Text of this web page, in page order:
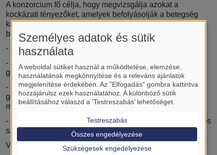
A konzorcium fő célja, hogy megvizsgálja azokat a
kockázati tényezőket, amelyek befolyásolják a betegség
kialakulását és progresszióját, illetve a hasnyálmirigyrákos
betegek kezelésének kimenetelét, úgy mint:
- a hasnyálmirigy rák új genetikai kockázati tényezőit
- a hasnyálmirigyrákos betegek túlélését befolyásoló
genetikai tényezőket
- a hasnyálmirigyrák kockázatának és túlélésének nem
genetikai biomarkereit, mint például a telomer hossz és a
mitokondriális kópiaszám változásait
- genetikai polimorfizmusokat, génexpressziós és metilációs
szint változásokat.
Vizsgálat vezető: Prof. Dr. Hegyi Péter
Személyes adatok és sütik
használata
A weboldal sütiket használ a működtetése, elemzése,
használatának megkönnyítése és a releváns ajánlatok
megjelenítése érdekében. Az "Elfogadás" gombra kattintva
hozzájárulsz ezek használatához. A különböző sütik
beállításához válaszd a ’Testreszabás’ lehetőséget.
Testreszabás
Szükségesek engedélyezése
Összes engedélyezése